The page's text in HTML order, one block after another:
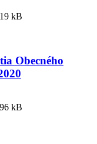
kB
Obecného
kB